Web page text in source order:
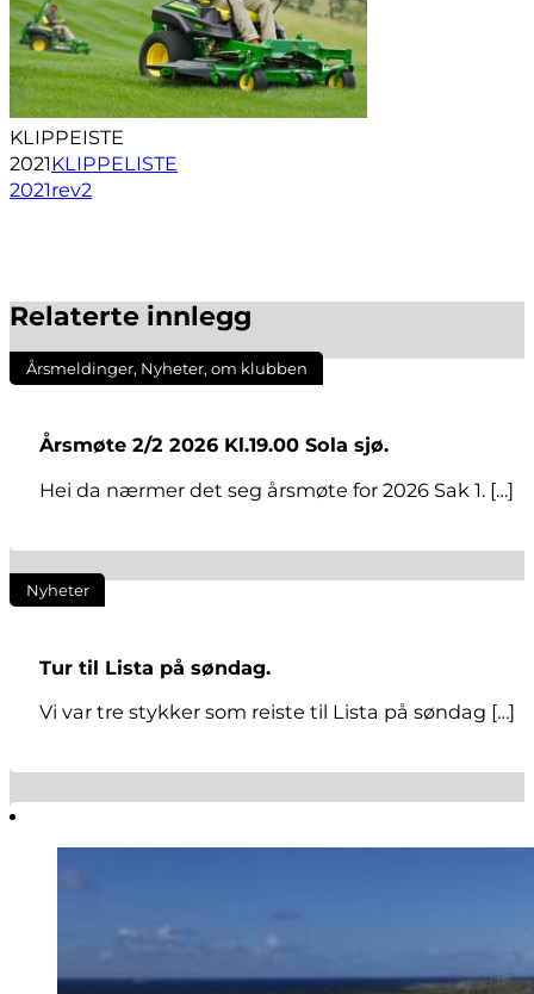
KLIPPEISTE
2021KLIPPELISTE
2021rev2
Relaterte innlegg
Årsmeldinger, Nyheter, om klubben
Årsmøte 2/2 2026 Kl.19.00 Sola sjø.
Hei da nærmer det seg årsmøte for 2026 Sak 1. […]
Nyheter
Tur til Lista på søndag.
Vi var tre stykker som reiste til Lista på søndag […]